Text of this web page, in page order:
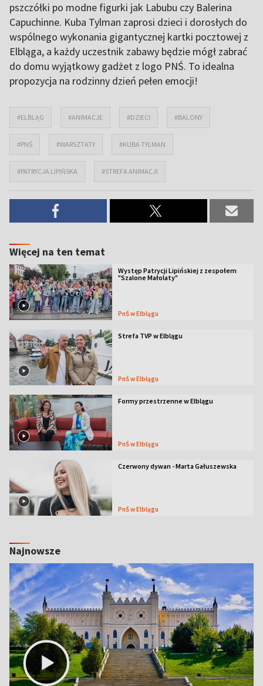
pszczółki po modne figurki jak Labubu czy Balerina
Capuchinne. Kuba Tylman zaprosi dzieci i dorosłych do
wspólnego wykonania gigantycznej kartki pocztowej z
Elbląga, a każdy uczestnik zabawy będzie mógł zabrać
do domu wyjątkowy gadżet z logo PNŚ. To idealna
propozycja na rodzinny dzień pełen emocji!
#ELBLĄG #ANIMACJE #DZIECI #BALONY
#PNŚ #WARSZTATY #KUBA TYLMAN
#PATRYCJA LIPIŃSKA #STREFA ANIMACJI
Więcej na ten temat
Występ Patrycji Lipińskiej z zespołem
"Szalone Małolaty"
PnŚ w Elblągu
Strefa TVP w Elblągu
PnŚ w Elblągu
Formy przestrzenne w Elblągu
PnŚ w Elblągu
Czerwony dywan - Marta Gałuszewska
PnŚ w Elblągu
Najnowsze